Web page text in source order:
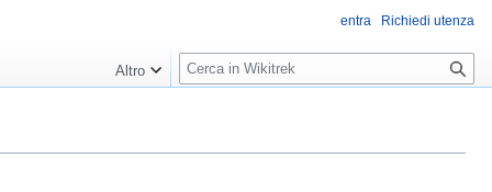
entra Richiedi utenza
Altro
R
i
r